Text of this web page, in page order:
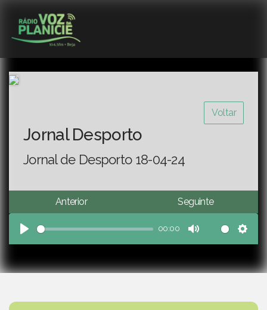
Voltar
Jornal Desporto
Jornal de Desporto 18-04-24
Anterior Seguinte
Play
00:00
Mute